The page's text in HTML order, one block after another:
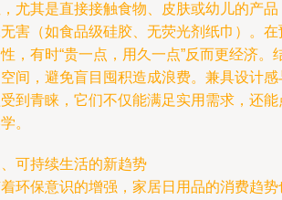
尤其是直接接触食物、皮肤或幼儿的产
害（如食品级硅胶、无荧光剂纸巾）。
，有时“贵一点，用久一点”反而更经济。
间，避免盲目囤积造成浪费。兼具设计
到青睐，它们不仅能满足实用需求，还
。
可持续生活的新趋势
环保意识的增强，家居日用品的消费趋